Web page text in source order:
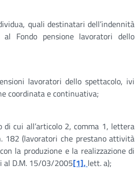
quali destinatari dell’indennità
Fondo pensione lavoratori dello
lavoratori dello spettacolo, ivi
coordinata e continuativa;
cui all’articolo 2, comma 1, lettera
182 (lavoratori che prestano attività
la produzione e la realizzazione di
al D.M. 15/03/2005[1], lett. a);